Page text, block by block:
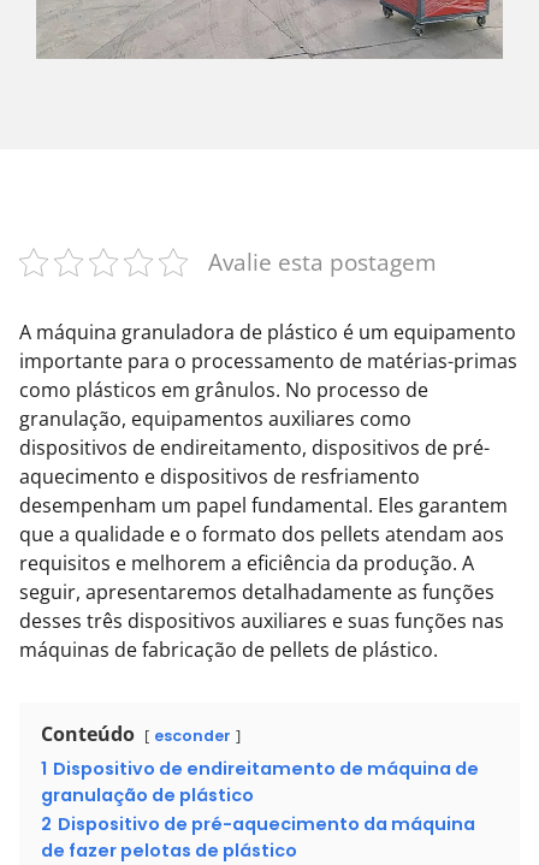
Avalie esta postagem
A máquina granuladora de plástico é um equipamento
importante para o processamento de matérias-primas
como plásticos em grânulos. No processo de
granulação, equipamentos auxiliares como
dispositivos de endireitamento, dispositivos de pré-
aquecimento e dispositivos de resfriamento
desempenham um papel fundamental. Eles garantem
que a qualidade e o formato dos pellets atendam aos
requisitos e melhorem a eficiência da produção. A
seguir, apresentaremos detalhadamente as funções
desses três dispositivos auxiliares e suas funções nas
máquinas de fabricação de pellets de plástico.
Conteúdo esconder
1 Dispositivo de endireitamento de máquina de
granulação de plástico
2 Dispositivo de pré-aquecimento da máquina
de fazer pelotas de plástico